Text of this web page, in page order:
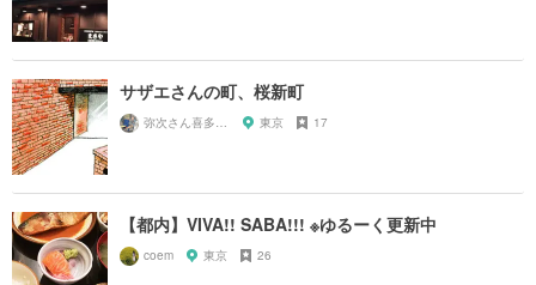
サザエさんの町、桜新町
弥次さん喜多さん 東京 17
【都内】VIVA!! SABA!!! ※ゆるーく更新中
coem 東京 26